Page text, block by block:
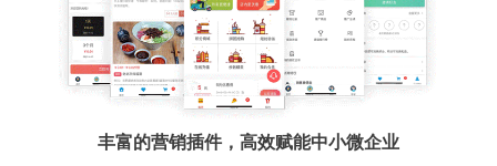
丰富的营销插件，高效赋能中小微企业